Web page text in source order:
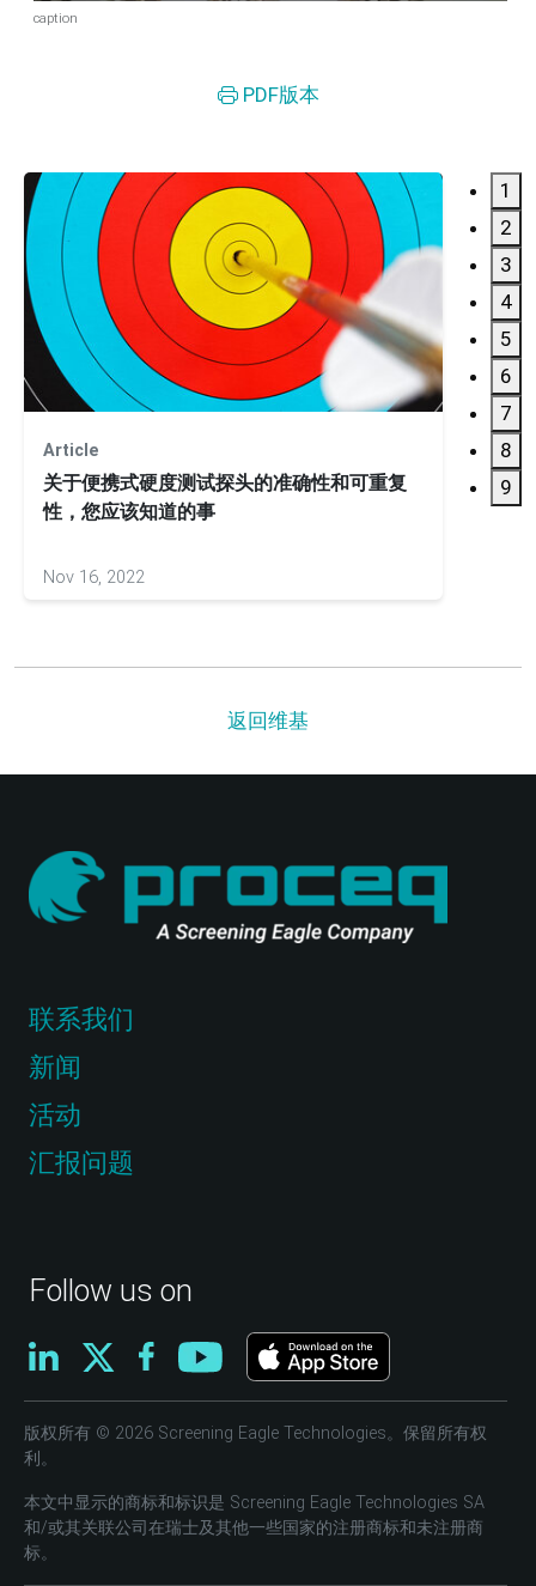
caption
PDF版本
Article
关于便携式硬度测试探头的准确性和可重复
性，您应该知道的事
Nov 16, 2022
文章
1
2
3
4
5
6
7
8
9
返回维基
Follow us on
联系我们
新闻
活动
汇报问题
版权所有 © 2026 Screening Eagle Technologies。保留所有权
利。
本文中显示的商标和标识是 Screening Eagle Technologies SA
和/或其关联公司在瑞士及其他一些国家的注册商标和未注册商
标。